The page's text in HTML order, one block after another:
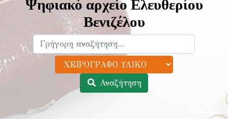
Ψηφιακό αρχείο Ελευθερίου
Βενιζέλου
Αναζήτηση